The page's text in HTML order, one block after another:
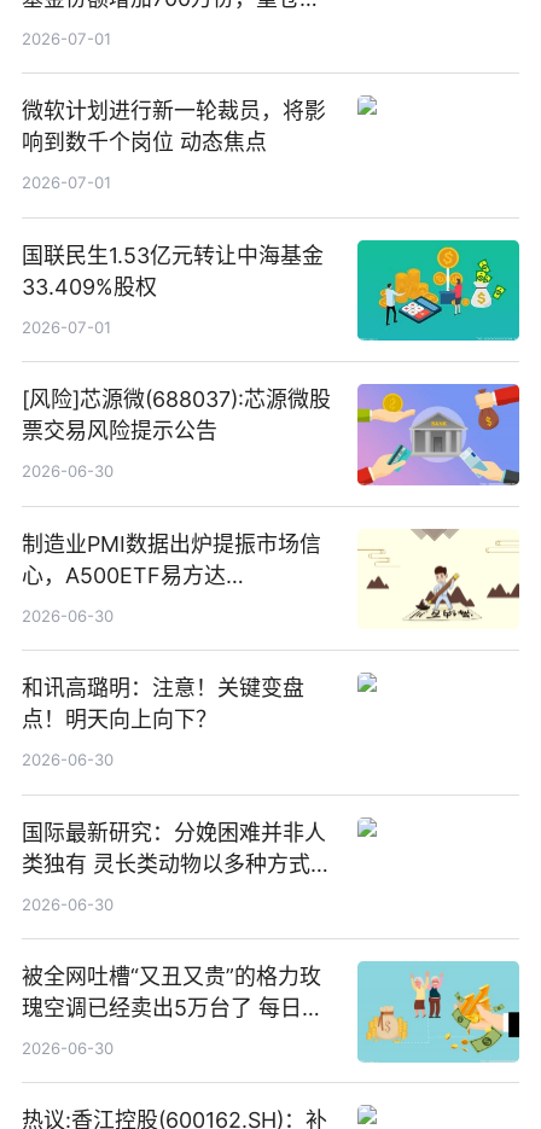
立讯精密、寒武纪、工业富联
2026-07-01
微软计划进行新一轮裁员，将影
响到数千个岗位 动态焦点
2026-07-01
国联民生1.53亿元转让中海基金
33.409%股权
2026-07-01
[风险]芯源微(688037):芯源微股
票交易风险提示公告
2026-06-30
制造业PMI数据出炉提振市场信
心，A500ETF易方达
（159361）昨日“吸金”1.7亿元-
2026-06-30
和讯高璐明：注意！关键变盘
点！明天向上向下？
2026-06-30
国际最新研究：分娩困难并非人
类独有 灵长类动物以多种方式演
化|最新消息
2026-06-30
被全网吐槽“又丑又贵”的格力玫
瑰空调已经卖出5万台了 每日热
文
2026-06-30
热议:香江控股(600162.SH)：补